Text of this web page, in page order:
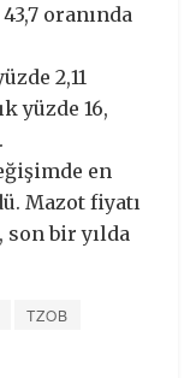
oranında
2,11
yüzde 16,
en
Mazot fiyatı
son bir yılda
TZOB